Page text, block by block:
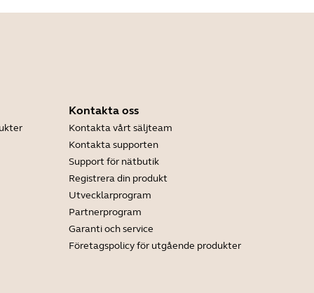
Kontakta oss
Kontakta vårt säljteam
Kontakta supporten
Support för nätbutik
Registrera din produkt
Utvecklarprogram
Partnerprogram
Garanti och service
Företagspolicy för utgående produkter